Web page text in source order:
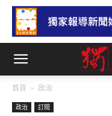
首頁 政治
政治 訂閱